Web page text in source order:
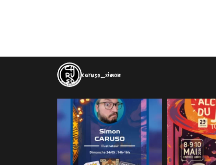
caruso_simon